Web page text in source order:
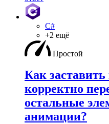
C#
+2 ещё
Простой
Как
корректно
остальные
анимации?